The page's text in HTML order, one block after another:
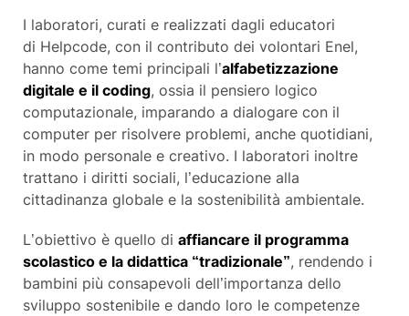
I laboratori, curati e realizzati dagli educatori
di Helpcode, con il contributo dei volontari Enel,
hanno come temi principali l’alfabetizzazione
digitale e il coding, ossia il pensiero logico
computazionale, imparando a dialogare con il
computer per risolvere problemi, anche quotidiani,
in modo personale e creativo. I laboratori inoltre
trattano i diritti sociali, l’educazione alla
cittadinanza globale e la sostenibilità ambientale.
L’obiettivo è quello di affiancare il programma
scolastico e la didattica “tradizionale”, rendendo i
bambini più consapevoli dell’importanza dello
sviluppo sostenibile e dando loro le competenze